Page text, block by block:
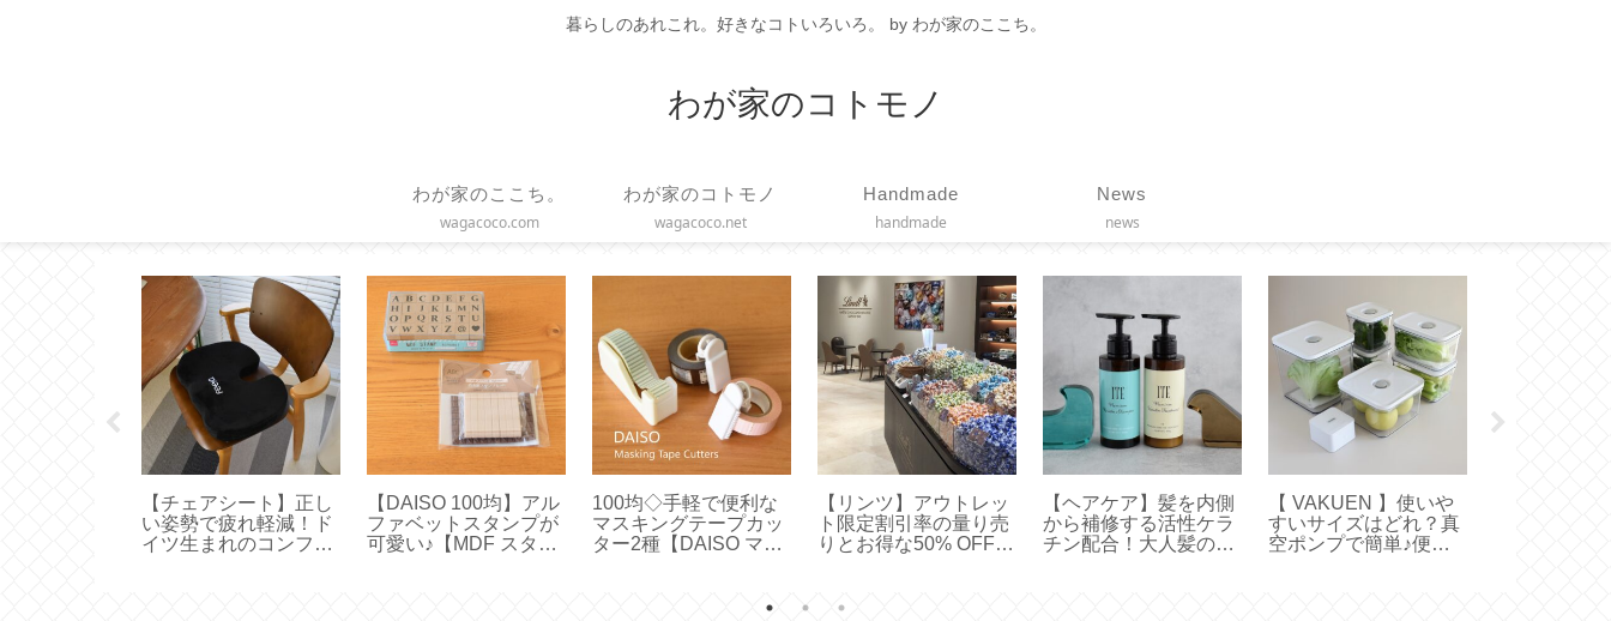
暮らしのあれこれ。好きなコトいろいろ。 by わが家のここち。
わが家のコトモノ
わが家のここち。
wagacoco.com
わが家のコトモノ
wagacoco.net
Handmade
handmade
News
news
【Sliet】これ正解！お
すすめは無理なく履け
るスリエット【体幹を
【リンツ】ゴールドバ
ニーを食べてみました
【 Lindt Gold Bunny
【固形ハンドクリー
ム】エディンバラナチ
ュラルスキンケア
【 COLLEND 】ワイヤ
ーバスケットトロリー
で便利な見せる収納
【スターバックス】グ
ラスドリップコーヒー
メーカー買いました
【ボールアンドチェー
ン】選ぶならコレ！オ
リジナルシリーズ定番